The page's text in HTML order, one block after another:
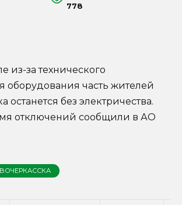
778
из-за технического
оборудования часть жителей
останется без электричества.
отключений сообщили в АО